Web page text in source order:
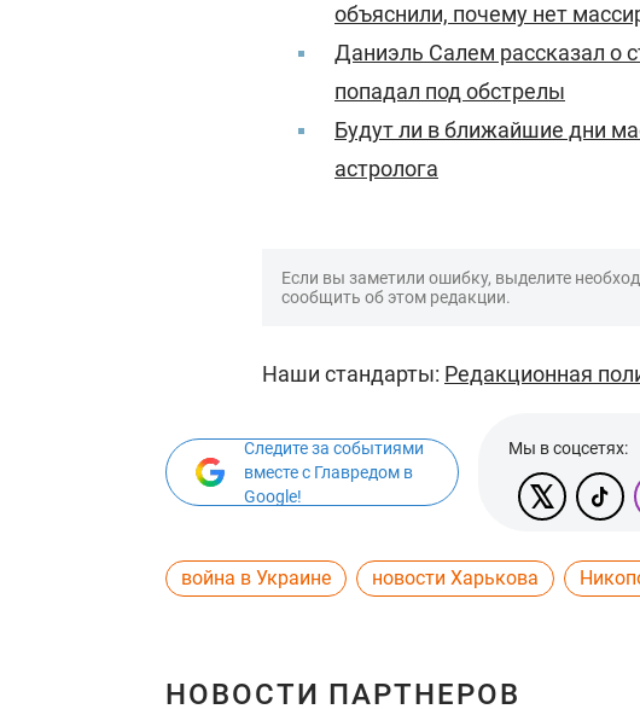
объяснили, почему нет
Даниэль Салем рассказал о
попадал под обстрелы
Будут ли в ближайшие дни
астролога
Если вы заметили ошибку, выделите
сообщить об этом редакции.
Наши стандарты: Редакционная
Следите за событиями
вместе с Главредом в
Google!
Мы в соцсетях:
война в Украине новости Харькова
НОВОСТИ ПАРТНЕРОВ